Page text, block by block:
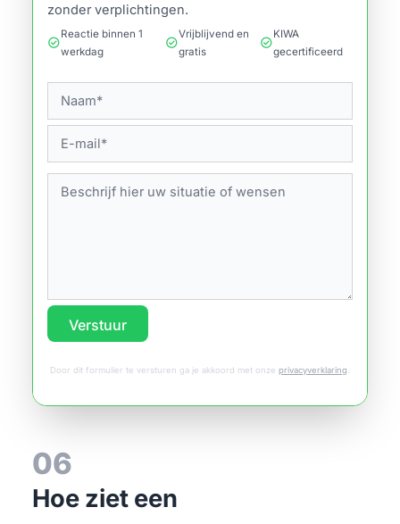
zonder verplichtingen.
check_circle
Reactie binnen 1
werkdag
check_circle
Vrijblijvend en
gratis
check_circle
KIWA
gecertificeerd
Verstuur
Door dit formulier te versturen ga je akkoord met onze privacyverklaring
06
Hoe ziet een